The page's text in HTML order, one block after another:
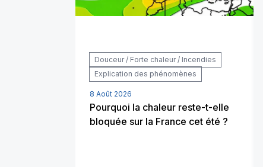
Douceur / Forte chaleur / Incendies
Explication des phénomènes
8 Août 2026
Pourquoi la chaleur reste-t-elle
bloquée sur la France cet été ?